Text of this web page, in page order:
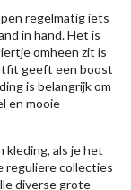
regelmatig iets
in hand. Het is
omheen zit is
geeft een boost
is belangrijk om
en mooie
kleding, als je het
reguliere collecties
diverse grote